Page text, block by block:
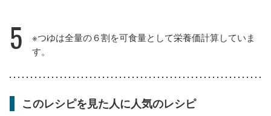
5
※つゆは全量の６割を可食量として栄養価計算していま
す。
このレシピを見た人に人気のレシピ